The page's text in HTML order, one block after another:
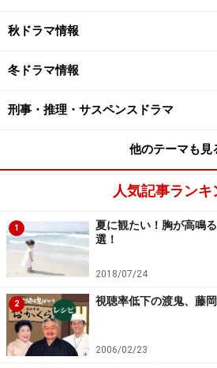
秋ドラマ情報
冬ドラマ情報
刑事・推理・サスペンスドラマ
他のテーマも見
人気記事ランキ
1
夏に観たい！胸が高鳴
選！
2018/07/24
2 視聴率低下の渡鬼、藤
2006/02/23